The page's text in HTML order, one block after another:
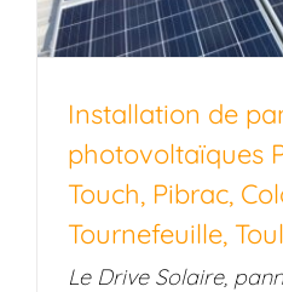
Installation de
photovoltaïques
Touch, Pibrac,
Tournefeuille,
Le Drive Solaire,